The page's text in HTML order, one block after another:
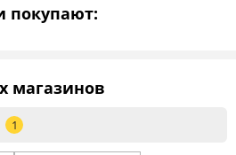
покупают:
магазинов
1